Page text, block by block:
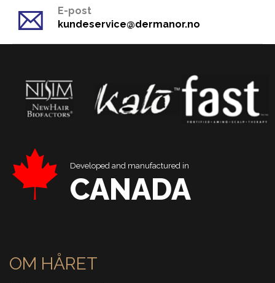
E-post
kundeservice@dermanor.no
Developed and manufactured in
CANADA
OM HÅRET